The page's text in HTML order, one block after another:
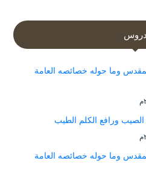
دروس
وما حوله خصائصه العامة
ورافع الكلم الطيب
وما حوله خصائصه العامة